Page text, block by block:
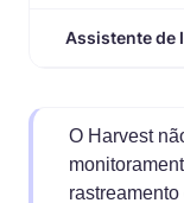
Assistente de
O Harvest